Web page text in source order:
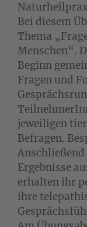
Bei diesem
Thema
Menschen“.
Beginn
Fragen und
jeweiligen
Befragen.
Ergebnisse
erhalten ihr
ihre